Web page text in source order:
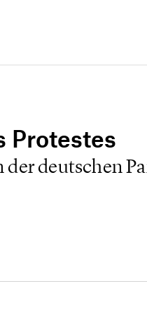
Protestes
deutschen